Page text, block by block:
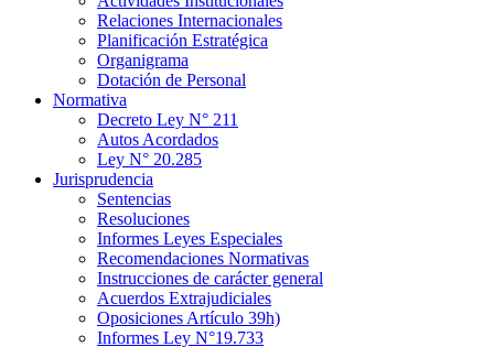
Relaciones Internacionales
Planificación Estratégica
Organigrama
Dotación de Personal
Normativa
Decreto Ley N° 211
Autos Acordados
Ley N° 20.285
Jurisprudencia
Sentencias
Resoluciones
Informes Leyes Especiales
Recomendaciones Normativas
Instrucciones de carácter general
Acuerdos Extrajudiciales
Oposiciones Artículo 39h)
Informes Ley N°19.733